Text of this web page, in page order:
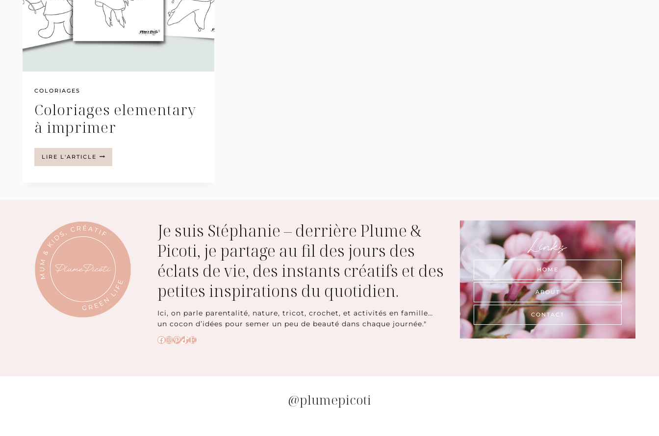
COLORIAGES
Coloriages elementary
à imprimer
LIRE L'ARTICLE COLORIAGES
Je suis Stéphanie – derrière Plume &
Picoti, je partage au fil des jours des
éclats de vie, des instants créatifs et des
petites inspirations du quotidien.
Ici, on parle parentalité, nature, tricot, crochet, et activités en famille…
un cocon d’idées pour semer un peu de beauté dans chaque journée."
Facebook
Instagram
Pinterest
TikTok
Etsy
Links
HOME
ABOUT
CONTACT
@plumepicoti